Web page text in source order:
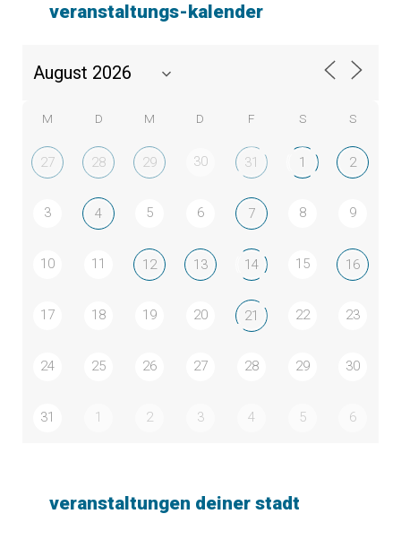
veranstaltungs-kalender
M D M D F S S
27 28 29 30 31 1 2
3 4 5 6 7 8 9
10 11 12 13 14 15 16
17 18 19 20 21 22 23
24 25 26 27 28 29 30
31 1 2 3 4 5 6
veranstaltungen deiner stadt